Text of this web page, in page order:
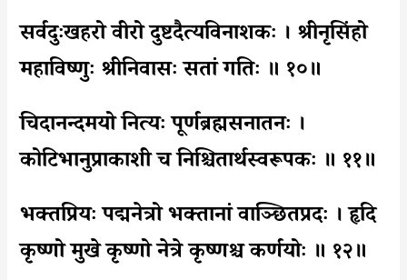
सर्वदुःखहरो वीरो दुष्टदैत्यविनाशकः । श्रीनृसिंहो
महाविष्णुः श्रीनिवासः सतां गतिः ॥ १०॥
चिदानन्दमयो नित्यः पूर्णब्रह्मसनातनः ।
कोटिभानुप्राकाशी च निश्चितार्थस्वरूपकः ॥ ११॥
भक्तप्रियः पद्मनेत्रो भक्तानां वाञ्छितप्रदः । हृदि
कृष्णो मुखे कृष्णो नेत्रे कृष्णश्च कर्णयोः ॥ १२॥